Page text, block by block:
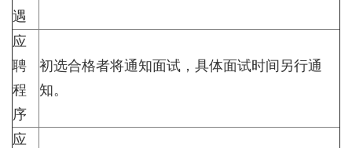
遇
应
聘
程
序
初选合格者将通知面试，具体面试时间另行通
知。
应